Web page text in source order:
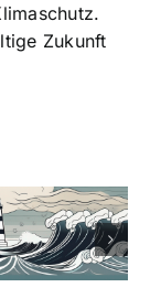
Zukunft
Die Evolution
der
Bauzinsen: Ein
Blick in die